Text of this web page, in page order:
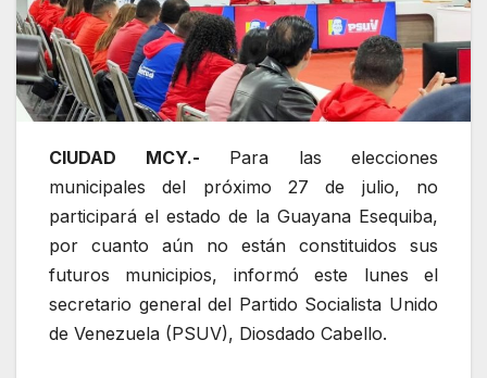
CIUDAD MCY.- Para las elecciones
municipales del próximo 27 de julio, no
participará el estado de la Guayana Esequiba,
por cuanto aún no están constituidos sus
futuros municipios, informó este lunes el
secretario general del Partido Socialista Unido
de Venezuela (PSUV), Diosdado Cabello.